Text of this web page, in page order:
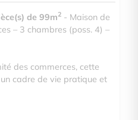
de 99m2- Maison de
– 3 chambres (poss. 4) –
des commerces, cette
cadre de vie pratique et